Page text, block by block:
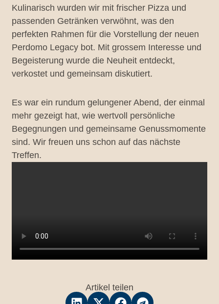
Kulinarisch wurden wir mit frischer Pizza und
passenden Getränken verwöhnt, was den
perfekten Rahmen für die Vorstellung der neuen
Perdomo Legacy bot. Mit grossem Interesse und
Begeisterung wurde die Neuheit entdeckt,
verkostet und gemeinsam diskutiert.
Es war ein rundum gelungener Abend, der einmal
mehr gezeigt hat, wie wertvoll persönliche
Begegnungen und gemeinsame Genussmomente
sind. Wir freuen uns schon auf das nächste
Treffen.
Artikel teilen